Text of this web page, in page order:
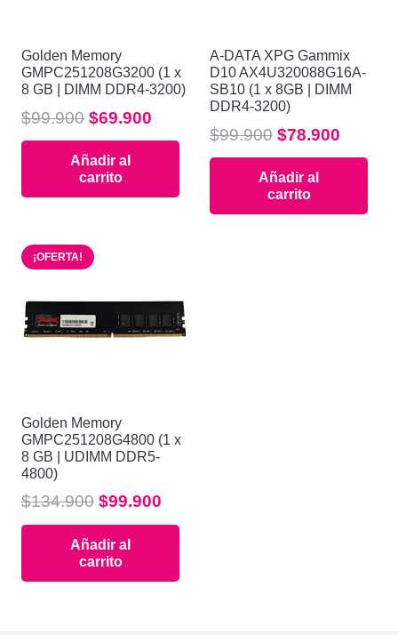
Golden Memory
GMPC251208G3200 (1 x
8 GB | DIMM DDR4-3200)
$99.900 El
precio
original
era:
$69.900
precio
$69.900.
Añadir al
carrito
A-DATA XPG Gammix
D10 AX4U320088G16A-
SB10 (1 x 8GB | DIMM
DDR4-3200)
$99.900 El
precio
original
era:
$78.900
precio
Añadir al
carrito
¡OFERTA!
Golden Memory
GMPC251208G4800 (1 x
8 GB | UDIMM DDR5-
4800)
$134.900 El
precio
original
era:
$99.900
precio
Añadir al
carrito